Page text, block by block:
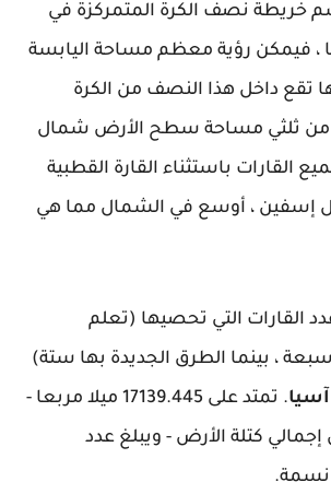
خريطة نصف الكرة المتمركزة في
، فيمكن رؤية معظم مساحة اليابسة
تقع داخل هذا النصف من الكرة
من ثلثي مساحة سطح الأرض شمال
القارات باستثناء القارة القطبية
إسفين ، أوسع في الشمال مما هي
القارات التي تحصيها (تعلم
، بينما الطرق الجديدة بها ستة)
آسيا
. تمتد على 17139.445 ميلا مربعا -
من إجمالي كتلة الأرض - ويبلغ عدد